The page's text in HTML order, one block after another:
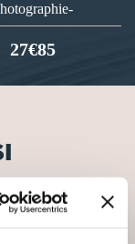
27€85